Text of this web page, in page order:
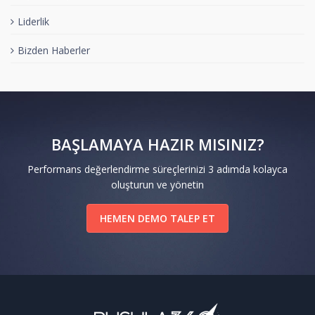
Liderlik
Bizden Haberler
BAŞLAMAYA HAZIR MISINIZ?
Performans değerlendirme süreçlerinizi 3 adımda kolayca
oluşturun ve yönetin
HEMEN DEMO TALEP ET